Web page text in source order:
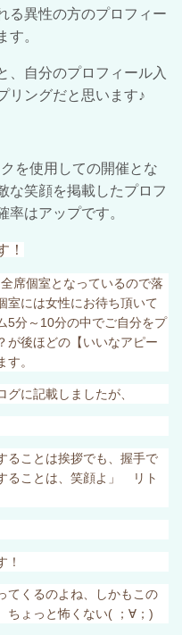
る異性の方のプロフィー
す。
、自分のプロフィール入
リングだと思います♪
を使用しての開催とな
な笑顔を掲載したプロフ
率はアップです。
！
席個室となっているので落
室には女性にお待ち頂いて
5分～ 10分の中でご自分をプ
が後ほどの【いいなアピー
。
に記載しましたが、
ることは挨拶でも、握手で
ることは、笑顔よ」 リト
！
てくるのよね、しかもこの
ちょっと怖くない( ；∀； )